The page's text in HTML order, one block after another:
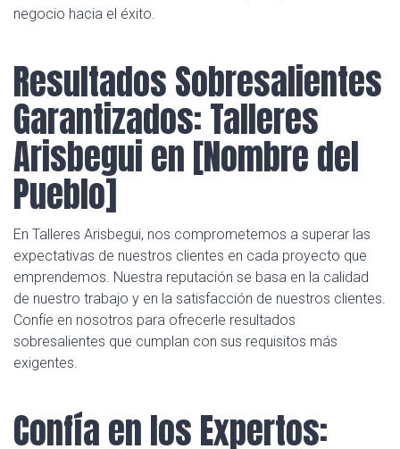
negocio hacia el éxito.
Resultados Sobresalientes
Garantizados: Talleres
Arisbegui en [Nombre del
Pueblo]
En Talleres Arisbegui, nos comprometemos a superar las
expectativas de nuestros clientes en cada proyecto que
emprendemos. Nuestra reputación se basa en la calidad
de nuestro trabajo y en la satisfacción de nuestros clientes.
Confíe en nosotros para ofrecerle resultados
sobresalientes que cumplan con sus requisitos más
exigentes.
Confía en los Expertos: